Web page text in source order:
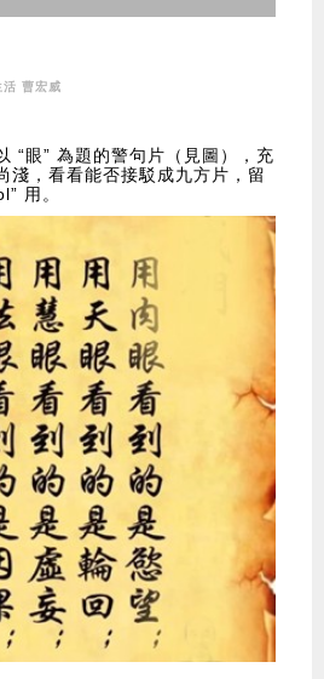
曹宏威
“眼” 為題的警句片（見圖），充
淺，看看能否接駁成九方片，留
用。